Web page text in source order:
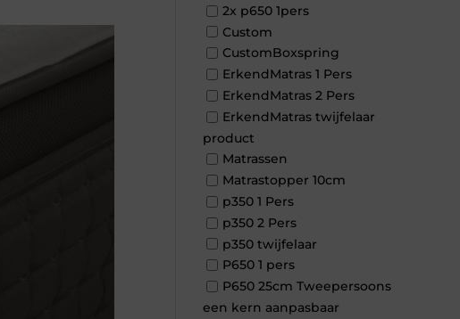
2x p650 1pers
Custom
CustomBoxspring
ErkendMatras 1 Pers
ErkendMatras 2 Pers
ErkendMatras twijfelaar
product
Matrassen
Matrastopper 10cm
p350 1 Pers
p350 2 Pers
p350 twijfelaar
P650 1 pers
P650 25cm Tweepersoons
een kern aanpasbaar